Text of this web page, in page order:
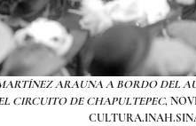
ARAUNA A BORDO DEL
CIRCUITO DE CHAPULTEPEC,